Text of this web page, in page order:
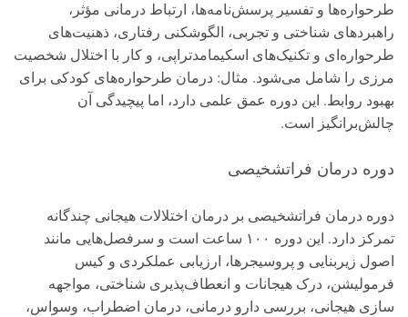
طرحواره‌ها و تفسیر پرسش‌نامه‌ها، ارتباط درمانی مؤثر،
راهبردهای شناختی و تجربی، الگوشکنی رفتاری، ذهنیت‌های
طرحواره‌ای و تکنیک‌های اسکیمامدتراپی، و کار با اختلال شخصیت
مرزی را شامل می‌شود. مثال: درمان طرحواره‌های کودکی برای
بهبود روابط. این دوره عمق علمی دارد، اما پیچیدگی آن
چالش‌برانگیز است.
دوره درمان فراتشخیصی
دوره درمان فراتشخیصی بر درمان اختلالات هیجانی چندگانه
تمرکز دارد. این دوره ۱۰۰ ساعت است و سرفصل‌هایی مانند
اصول زیربنایی و پروسیجرها، ارزیابی عملکردی و کیس
فرمولیشن، درک هیجانات و انعطاف‌پذیری شناختی، مواجهه
سازی هیجانی، بررسی دارو درمانی، درمان اضطراب، وسواس،